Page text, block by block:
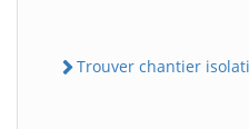
Trouver chantier